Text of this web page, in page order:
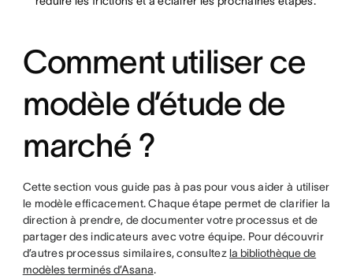
Comment utiliser ce
modèle d’étude de
marché ?
Cette section vous guide pas à pas pour vous aider à utiliser
le modèle efficacement. Chaque étape permet de clarifier la
direction à prendre, de documenter votre processus et de
partager des indicateurs avec votre équipe. Pour découvrir
d’autres processus similaires, consultez la bibliothèque de
modèles terminés d’Asana.